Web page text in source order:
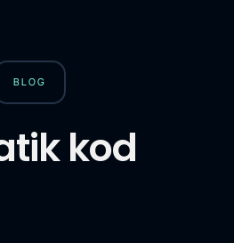
BLOG
kod